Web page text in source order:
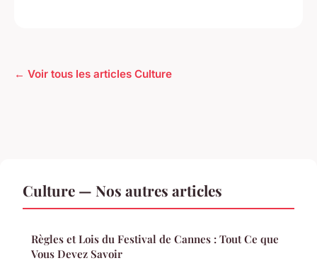
← Voir tous les articles Culture
Culture — Nos autres articles
Règles et Lois du Festival de Cannes : Tout Ce que
Vous Devez Savoir